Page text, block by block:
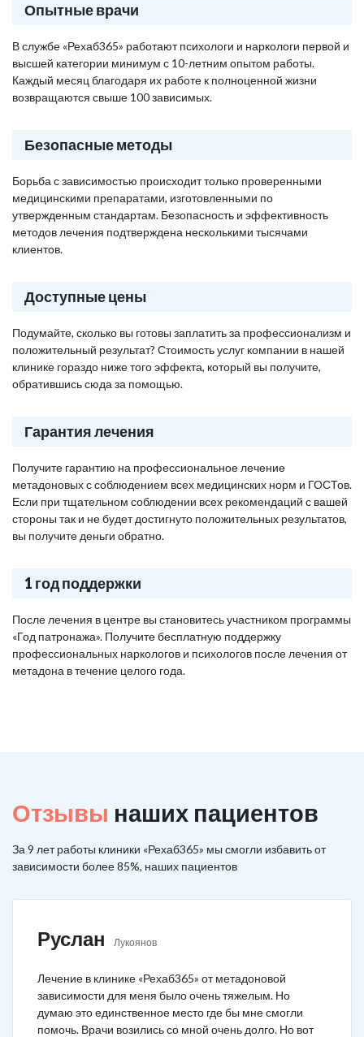
Опытные врачи
В службе «Рехаб365» работают психологи и наркологи первой и
высшей категории минимум с 10-летним опытом работы.
Каждый месяц благодаря их работе к полноценной жизни
возвращаются свыше 100 зависимых.
Безопасные методы
Борьба с зависимостью происходит только проверенными
медицинскими препаратами, изготовленными по
утвержденным стандартам. Безопасность и эффективность
методов лечения подтверждена несколькими тысячами
клиентов.
Доступные цены
Подумайте, сколько вы готовы заплатить за профессионализм и
положительный результат? Стоимость услуг компании в нашей
клинике гораздо ниже того эффекта, который вы получите,
обратившись сюда за помощью.
Гарантия лечения
Получите гарантию на профессиональное лечение
метадоновых с соблюдением всех медицинских норм и ГОСТов.
Если при тщательном соблюдении всех рекомендаций с вашей
стороны так и не будет достигнуто положительных результатов,
вы получите деньги обратно.
1 год поддержки
После лечения в центре вы становитесь участником программы
«Год патронажа». Получите бесплатную поддержку
профессиональных наркологов и психологов после лечения от
метадона в течение целого года.
Отзывы наших пациентов
За 9 лет работы клиники «Рехаб365» мы смогли избавить от
зависимости более 85%, наших пациентов
Руслан Лукоянов
Лечение в клинике «Рехаб365» от метадоновой
зависимости для меня было очень тяжелым. Но
думаю это единственное место где бы мне смогли
помочь. Врачи возились со мной очень долго. Но вот